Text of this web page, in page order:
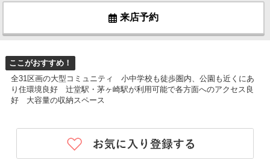
来店予約
ここがおすすめ！
全31区画の大型コミュニティ 小中学校も徒歩圏内、公園も近くにあ
り住環境良好 辻堂駅・茅ヶ崎駅が利用可能で各方面へのアクセス良
好 大容量の収納スペース